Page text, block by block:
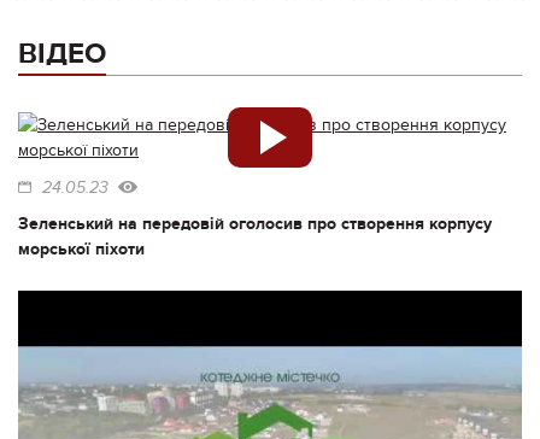
ВІДЕО
24.05.23
Зеленський на передовій оголосив про створення корпусу
морської піхоти